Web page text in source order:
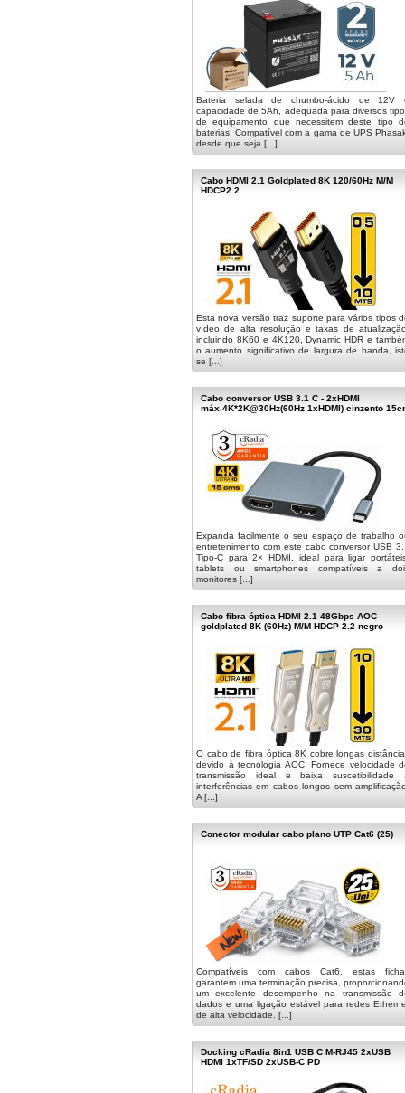
Bateria selada de chumbo-ácido de 12V
capacidade de 5Ah, adequada para diversos
de equipamento que necessitem deste tipo
baterias. Compatível com a gama de UPS
desde que seja [...]
Cabo HDMI 2.1 Goldplated 8K 120/60Hz M/M
HDCP2.2
Esta nova versão traz suporte para vários tipos
vídeo de alta resolução e taxas de
incluindo 8K60 e 4K120, Dynamic HDR e
o aumento significativo de largura de banda,
se [...]
Cabo conversor USB 3.1 C - 2xHDMI
máx.4K*2K@30Hz(60Hz 1xHDMI) cinzento
Expanda facilmente o seu espaço de trabalho
entretenimento com este cabo conversor USB
Tipo-C para 2× HDMI, ideal para ligar
tablets ou smartphones compatíveis a
monitores [...]
Cabo fibra óptica HDMI 2.1 48Gbps AOC
goldplated 8K (60Hz) M/M HDCP 2.2 negro
O cabo de fibra óptica 8K cobre longas
devido à tecnologia AOC. Fornece velocidade
transmissão ideal e baixa suscetibilidade
interferências em cabos longos sem
A [...]
Conector modular cabo plano UTP Cat6 (25)
Compatíveis com cabos Cat6, estas
garantem uma terminação precisa,
um excelente desempenho na transmissão
dados e uma ligação estável para redes
de alta velocidade. [...]
Docking cRadia 8in1 USB C M-RJ45 2xUSB
HDMI 1xTF/SD 2xUSB-C PD